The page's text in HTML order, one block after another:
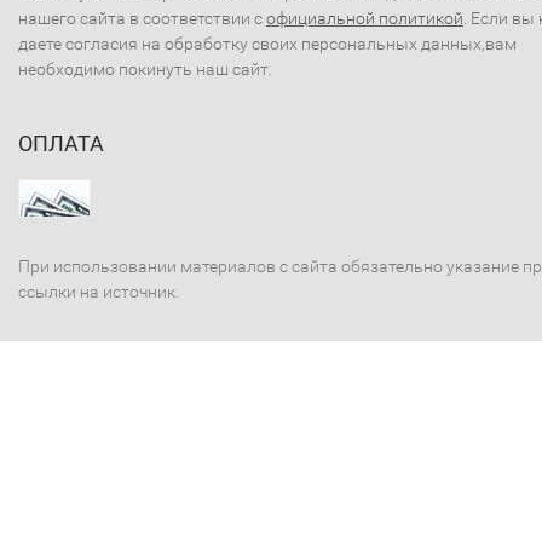
нашего сайта в соответствии софициальной политикой . Если вы
даете согласия на обработку своих персональных данных,вам
необходимо покинуть наш сайт.
ОПЛАТА
При использовании материалов с сайта обязательно указание
ссылки на источник.